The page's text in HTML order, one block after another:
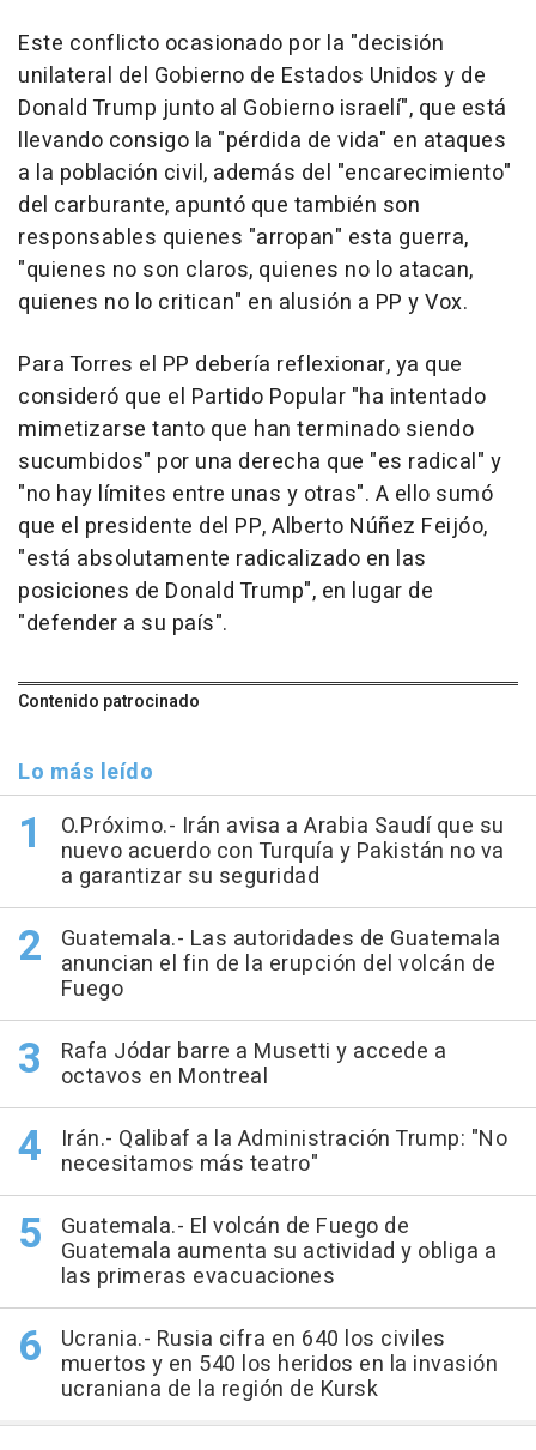
Este conflicto ocasionado por la "decisión
unilateral del Gobierno de Estados Unidos y de
Donald Trump junto al Gobierno israelí", que está
llevando consigo la "pérdida de vida" en ataques
a la población civil, además del "encarecimiento"
del carburante, apuntó que también son
responsables quienes "arropan" esta guerra,
"quienes no son claros, quienes no lo atacan,
quienes no lo critican" en alusión a PP y Vox.
Para Torres el PP debería reflexionar, ya que
consideró que el Partido Popular "ha intentado
mimetizarse tanto que han terminado siendo
sucumbidos" por una derecha que "es radical" y
"no hay límites entre unas y otras". A ello sumó
que el presidente del PP, Alberto Núñez Feijóo,
"está absolutamente radicalizado en las
posiciones de Donald Trump", en lugar de
"defender a su país".
Contenido patrocinado
Lo más leído
O.Próximo.- Irán avisa a Arabia Saudí que su
nuevo acuerdo con Turquía y Pakistán no va
a garantizar su seguridad
Guatemala.- Las autoridades de Guatemala
anuncian el fin de la erupción del volcán de
Fuego
Rafa Jódar barre a Musetti y accede a
octavos en Montreal
Irán.- Qalibaf a la Administración Trump: "No
necesitamos más teatro"
Guatemala.- El volcán de Fuego de
Guatemala aumenta su actividad y obliga a
las primeras evacuaciones
Ucrania.- Rusia cifra en 640 los civiles
muertos y en 540 los heridos en la invasión
ucraniana de la región de Kursk